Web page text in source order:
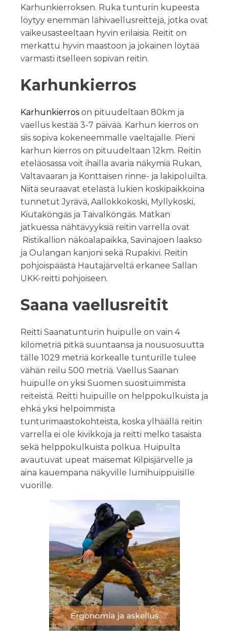
Karhunkierroksen. Ruka tunturin kupeesta
löytyy enemmän lähivaellusreittejä, jotka ovat
vaikeusasteeltaan hyvin erilaisia. Reitit on
merkattu hyvin maastoon ja jokainen löytää
varmasti itselleen sopivan reitin.
Karhunkierros
Karhunkierros on pituudeltaan 80km ja
vaellus kestää 3-7 päivää. Karhun kierros on
siis sopiva kokeneemmalle vaeltajalle. Pieni
karhun kierros on pituudeltaan 12km. Reitin
eteläosassa voit ihailla avaria näkymiä Rukan,
Valtavaaran ja Konttaisen rinne- ja lakipoluilta.
Niitä seuraavat etelästä lukien koskipaikkoina
tunnetut Jyrävä, Aallokkokoski, Myllykoski,
Kiutaköngäs ja Taivalköngäs. Matkan
jatkuessa nähtävyyksiä reitin varrella ovat
Ristikallion näköalapaikka, Savinajoen laakso
ja Oulangan kanjoni sekä Rupakivi. Reitin
pohjoispäästä Hautajärveltä erkanee Sallan
UKK-reitti pohjoiseen.
Saana vaellusreitit
Reitti Saanatunturin huipulle on vain 4
kilometriä pitkä suuntaansa ja nousuosuutta
tälle 1029 metriä korkealle tunturille tulee
vähän reilu 500 metriä. Vaellus Saanan
huipulle on yksi Suomen suosituimmista
reiteistä. Reitti huipuille on helppokulkuista ja
ehkä yksi helpoimmista
tunturimaastokohteista, koska ylhäällä reitin
varrella ei ole kivikkoja ja reitti melko tasaista
sekä helppokulkuista polkua. Huipulta
avautuvat upeat maisemat Kilpisjärvelle ja
aina kauempana näkyville lumihuippuisille
vuorille.